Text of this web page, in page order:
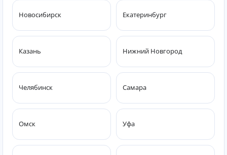
Новосибирск Екатеринбург
Казань Нижний Новгород
Челябинск Самара
Омск Уфа